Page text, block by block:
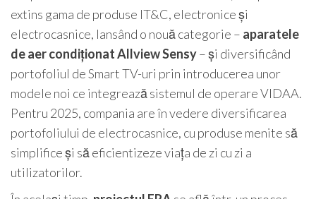
extins gama de produse IT&C, electronice și
electrocasnice, lansând o nouă categorie – aparatele
de aer condiționat Allview Sensy– și diversificând
portofoliul de Smart TV-uri prin introducerea unor
modele noi ce integrează sistemul de operare VIDAA.
Pentru 2025, compania are în vedere diversificarea
portofoliului de electrocasnice, cu produse menite să
simplifice și să eficientizeze viața de zi cu zi a
utilizatorilor.